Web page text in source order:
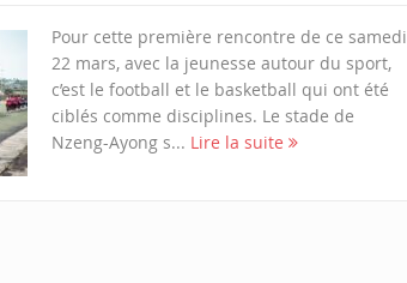
Pour cette première rencontre de ce samedi
22 mars, avec la jeunesse autour du sport,
c’est le football et le basketball qui ont été
ciblés comme disciplines. Le stade de
Nzeng-Ayong s... Lire la suite